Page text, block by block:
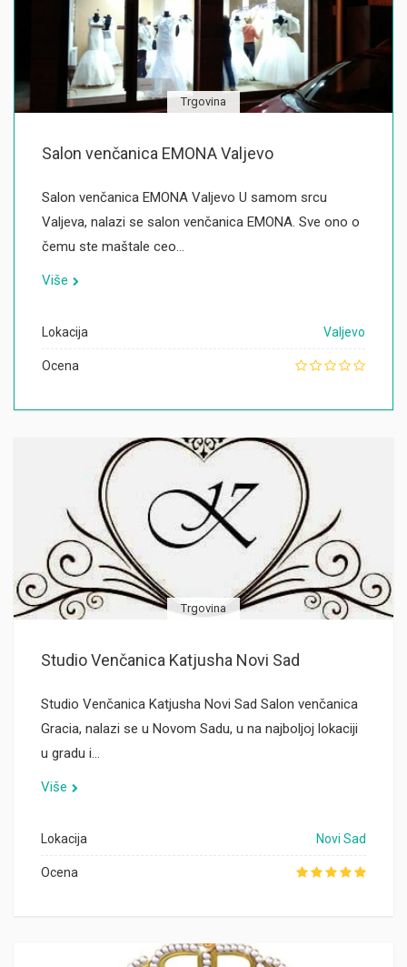
Trgovina
Salon venčanica EMONA Valjevo
Salon venčanica EMONA Valjevo U samom srcu
Valjeva, nalazi se salon venčanica EMONA. Sve ono o
čemu ste maštale ceo…
Više
Lokacija Valjevo
Ocena
Trgovina
Studio Venčanica Katjusha Novi Sad
Studio Venčanica Katjusha Novi Sad Salon venčanica
Gracia, nalazi se u Novom Sadu, u na najboljoj lokaciji
u gradu i…
Više
Lokacija Novi Sad
Ocena